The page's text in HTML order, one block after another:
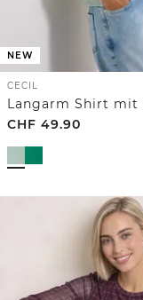
NEW
CECIL
CHF 49.90